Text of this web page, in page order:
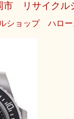
市 リサイクル
ショップ ハロー